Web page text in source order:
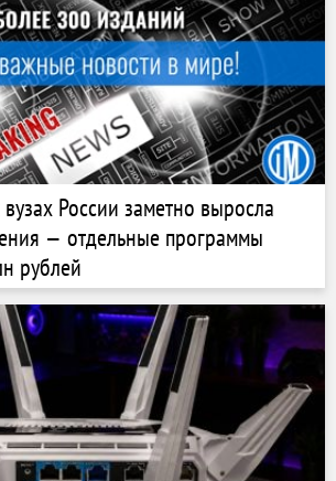
России заметно выросла
— отдельные программы
рублей